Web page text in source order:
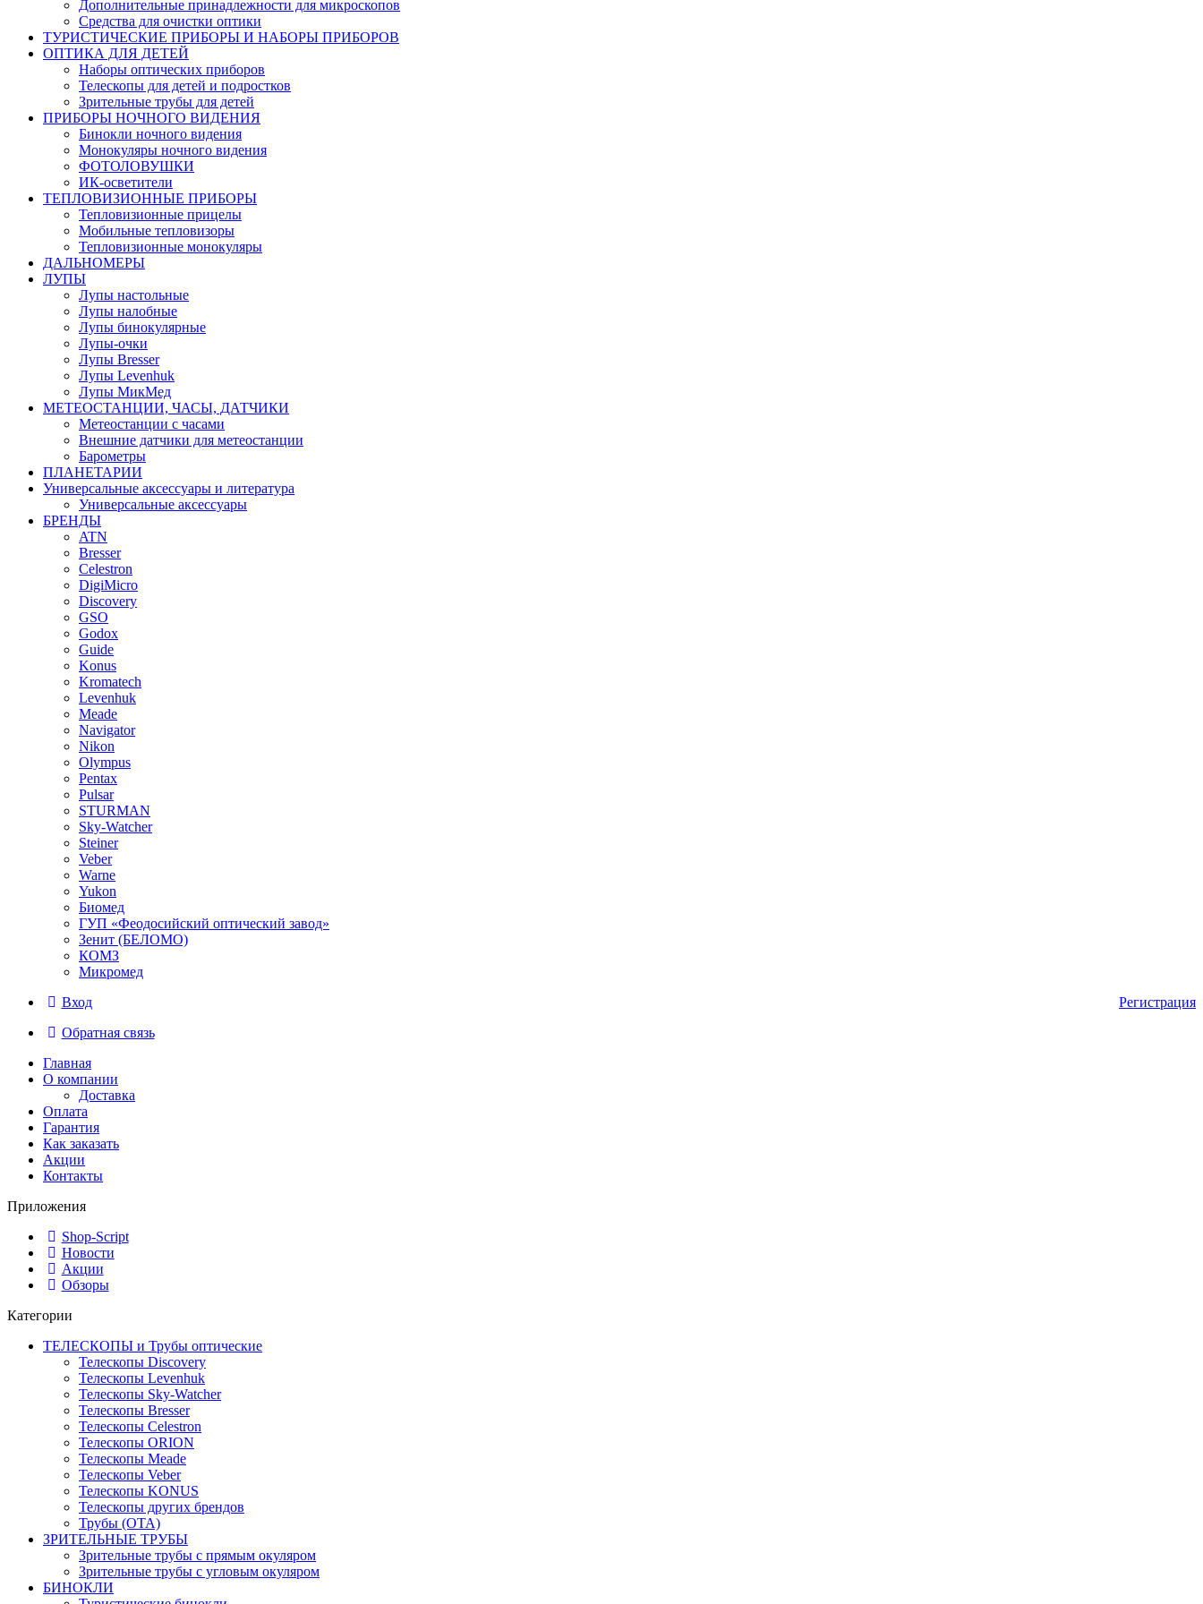
Дополнительные принадлежности для микроскопов
Средства для очистки оптики
ТУРИСТИЧЕСКИЕ ПРИБОРЫ И НАБОРЫ ПРИБОРОВ
ОПТИКА ДЛЯ ДЕТЕЙ
Наборы оптических приборов
Телескопы для детей и подростков
Зрительные трубы для детей
ПРИБОРЫ НОЧНОГО ВИДЕНИЯ
Бинокли ночного видения
Монокуляры ночного видения
ФОТОЛОВУШКИ
ИК-осветители
ТЕПЛОВИЗИОННЫЕ ПРИБОРЫ
Тепловизионные прицелы
Мобильные тепловизоры
Тепловизионные монокуляры
ДАЛЬНОМЕРЫ
ЛУПЫ
Лупы настольные
Лупы налобные
Лупы бинокулярные
Лупы-очки
Лупы Bresser
Лупы Levenhuk
Лупы МикМед
МЕТЕОСТАНЦИИ, ЧАСЫ, ДАТЧИКИ
Метеостанции с часами
Внешние датчики для метеостанции
Барометры
ПЛАНЕТАРИИ
Универсальные аксессуары и литература
Универсальные аксессуары
БРЕНДЫ
ATN
Bresser
Celestron
DigiMicro
Discovery
GSO
Godox
Guide
Konus
Kromatech
Levenhuk
Meade
Navigator
Nikon
Olympus
Pentax
Pulsar
STURMAN
Sky-Watcher
Steiner
Veber
Warne
Yukon
Биомед
ГУП «Феодосийский оптический завод»
Зенит (БЕЛОМО)
КОМЗ
Микромед
Регистрация
Вход
Обратная связь
Главная
О компании
Доставка
Оплата
Гарантия
Как заказать
Акции
Контакты
Приложения
Shop-Script
Новости
Акции
Обзоры
Категории
ТЕЛЕСКОПЫ и Трубы оптические
Телескопы Discovery
Телескопы Levenhuk
Телескопы Sky-Watcher
Телескопы Bresser
Телескопы Celestron
Телескопы ORION
Телескопы Meade
Телескопы Veber
Телескопы KONUS
Телескопы других брендов
Трубы (ОТА)
ЗРИТЕЛЬНЫЕ ТРУБЫ
Зрительные трубы с прямым окуляром
Зрительные трубы с угловым окуляром
БИНОКЛИ